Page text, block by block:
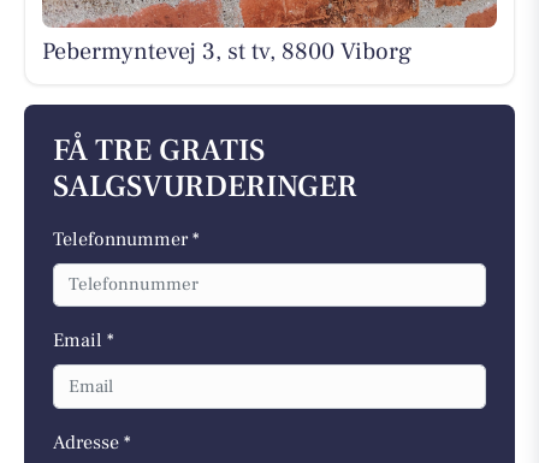
Pebermyntevej 3, st tv, 8800 Viborg
FÅ TRE GRATIS
SALGSVURDERINGER
Telefonnummer *
Email *
Adresse *